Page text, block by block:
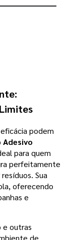
:
podem
Adesivo
para quem
perfeitamente
Sua
oferecendo
e
e outras